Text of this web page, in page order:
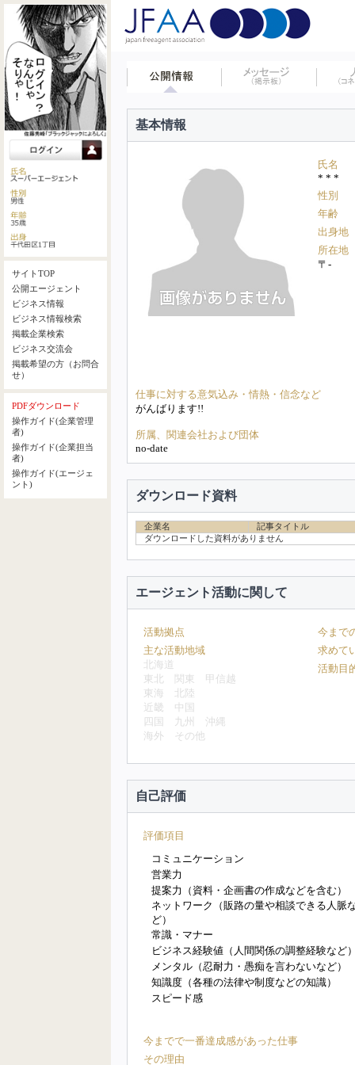
サイトTOP
公開エージェント
ビジネス情報
ビジネス情報検索
掲載企業検索
ビジネス交流会
掲載希望の方（お問合
せ）
PDFダウンロード
操作ガイド(企業管理
者)
操作ガイド(企業担当
者)
操作ガイド(エージェ
ント)
基本情報
氏名
* * *
性別
年齢
出身地
所在地
〒-
仕事に対する意気込み・情熱・信念など
がんばります!!
所属、関連会社および団体
no-date
ダウンロード資料
企業名
記事タイトル
ダウンロードした資料がありません
エージェント活動に関して
活動拠点
主な活動地域
北海道
東北
関東
甲信越
東海
北陸
近畿
中国
四国
九州
沖縄
海外
その他
今まで
求めて
活動目
自己評価
評価項目
コミュニケーション
営業力
提案力（資料・企画書の作成などを含む）
ネットワーク（販路の量や相談できる人脈
ど）
常識・マナー
ビジネス経験値（人間関係の調整経験など
メンタル（忍耐力・愚痴を言わないなど）
知識度（各種の法律や制度などの知識）
スピード感
今までで一番達成感があった仕事
その理由